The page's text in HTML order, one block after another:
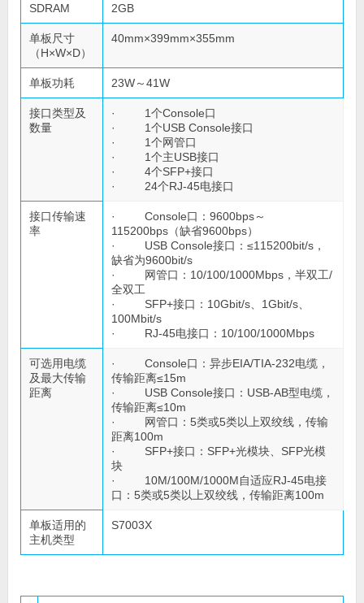
SDRAM 2GB
单板尺寸
（H×W×D）
40mm×399mm×355mm
单板功耗 23W～41W
接口类型及
数量
· 1个Console口
· 1个USB Console接口
· 1个网管口
· 1个主USB接口
· 4个SFP+接口
· 24个RJ-45电接口
接口传输速
率
· Console口：9600bps～
115200bps（缺省9600bps）
· USB Console接口：≤115200bit/s，
缺省为9600bit/s
· 网管口：10/100/1000Mbps，半双工/
全双工
· SFP+接口：10Gbit/s、1Gbit/s、
100Mbit/s
· RJ-45电接口：10/100/1000Mbps
可选用电缆
及最大传输
距离
· Console口：异步EIA/TIA-232电缆，
传输距离≤15m
· USB Console接口：USB-AB型电缆，
传输距离≤10m
· 网管口：5类或5类以上双绞线，传输
距离100m
· SFP+接口：SFP+光模块、SFP光模
块
· 10M/100M/1000M自适应RJ-45电接
口：5类或5类以上双绞线，传输距离100m
单板适用的
主机类型
S7003X